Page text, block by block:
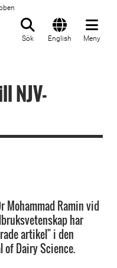
Sök English Meny
NJV-
Mohammad Ramin vid
har
artikel" i den
Dairy Science.